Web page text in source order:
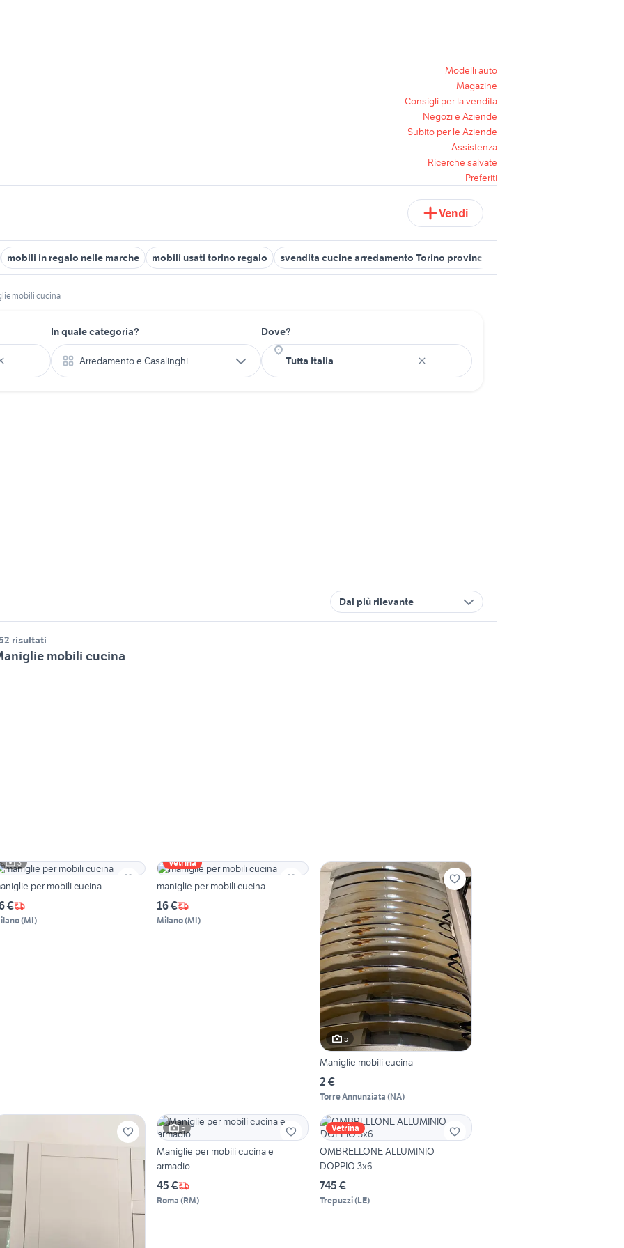
Modelli auto
Magazine
Consigli per la vendita
Negozi e Aziende
Subito per le Aziende
Assistenza
Ricerche salvate
Preferiti
Vendi
mobili in regalo nelle marche mobili usati torino regalo svendita cucine arredamento Torino provincia
mobili cucina
In quale categoria?
Arredamento e Casalinghi
Dove?
Dal più rilevante
risultati
mobili cucina
3
per mobili cucina
€
(MI)
Vetrina
maniglie per mobili cucina
16 €
Milano(MI)
5
Maniglie mobili cucina
2 €
Torre Annunziata (NA)
5
Maniglie per mobili cucina e
armadio
45 €
Roma (RM)
Vetrina
OMBRELLONE ALLUMINIO
DOPPIO 3x6
745 €
Trepuzzi(LE)